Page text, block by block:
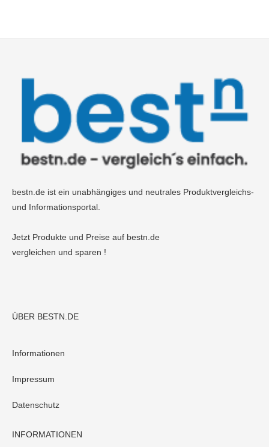
bestn.de ist ein unabhängiges und neutrales Produktvergleichs-
und Informationsportal.
Jetzt Produkte und Preise auf bestn.de
vergleichen und sparen !
ÜBER BESTN.DE
Informationen
Impressum
Datenschutz
INFORMATIONEN